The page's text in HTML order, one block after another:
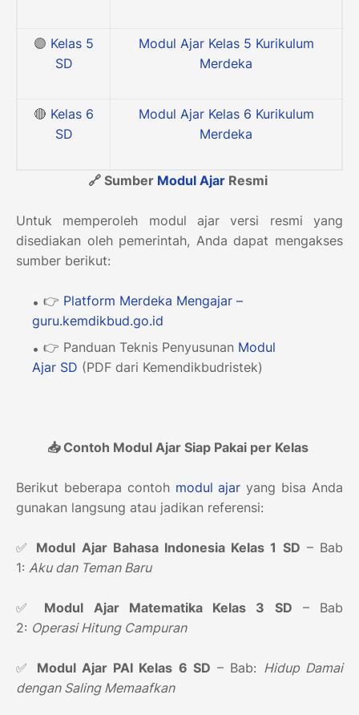
🟣 Kelas 5
SD
Modul Ajar Kelas 5 Kurikulum
Merdeka
🔴 Kelas 6
SD
Modul Ajar Kelas 6 Kurikulum
Merdeka
🔗 Sumber Modul Ajar Resmi
Untuk memperoleh modul ajar versi resmi yang
disediakan oleh pemerintah, Anda dapat mengakses
sumber berikut:
👉 Platform Merdeka Mengajar –
guru.kemdikbud.go.id
👉 Panduan Teknis Penyusunan Modul
Ajar SD (PDF dari Kemendikbudristek)
📥 Contoh Modul Ajar Siap Pakai per Kelas
Berikut beberapa contoh modul ajar yang bisa Anda
gunakan langsung atau jadikan referensi:
✅ Modul Ajar Bahasa Indonesia Kelas 1 SD – Bab
1: Aku dan Teman Baru
✅ Modul Ajar Matematika Kelas 3 SD – Bab
2: Operasi Hitung Campuran
✅ Modul Ajar PAI Kelas 6 SD – Bab: Hidup Damai
dengan Saling Memaafkan